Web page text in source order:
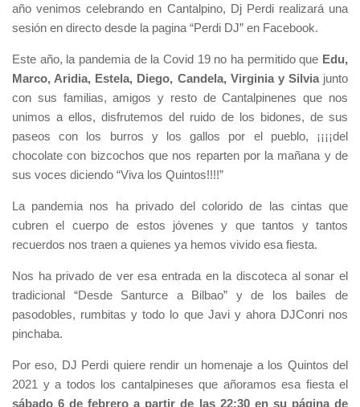
año venimos celebrando en Cantalpino, Dj Perdi realizará una
sesión en directo desde la pagina “Perdi DJ” en Facebook.
Este año, la pandemia de la Covid 19 no ha permitido que Edu,
Marco, Aridia, Estela, Diego, Candela, Virginia y Silviajunto
con sus familias, amigos y resto de Cantalpinenes que nos
unimos a ellos, disfrutemos del ruido de los bidones, de sus
paseos con los burros y los gallos por el pueblo, ¡¡¡¡del
chocolate con bizcochos que nos reparten por la mañana y de
sus voces diciendo “Viva los Quintos!!!!”
La pandemia nos ha privado del colorido de las cintas que
cubren el cuerpo de estos jóvenes y que tantos y tantos
recuerdos nos traen a quienes ya hemos vivido esa fiesta.
Nos ha privado de ver esa entrada en la discoteca al sonar el
tradicional “Desde Santurce a Bilbao” y de los bailes de
pasodobles, rumbitas y todo lo que Javi y ahora DJConri nos
pinchaba.
Por eso, DJ Perdi quiere rendir un homenaje a los Quintos del
2021 y a todos los cantalpineses que añoramos esa fiesta el
sábado 6 de febrero a partir de las 22:30 en su páginade